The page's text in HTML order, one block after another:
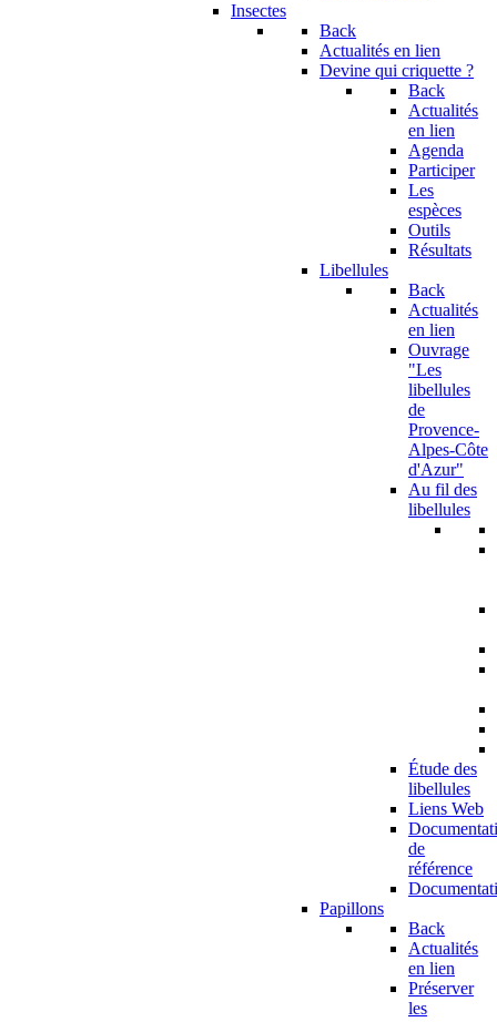
Insectes
Back
Actualités en lien
Devine qui criquette ?
Back
Actualités
en lien
Agenda
Participer
Les
espèces
Outils
Résultats
Libellules
Back
Actualités
en lien
Ouvrage
"Les
libellules
de
Provence-
Alpes-Côte
d'Azur"
Au fil des
libellules
Étude des
libellules
Liens Web
de
référence
Papillons
Back
Actualités
en lien
Préserver
les